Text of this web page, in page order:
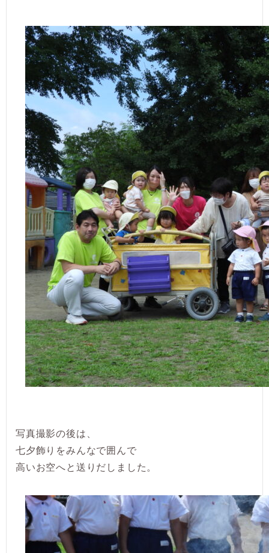
写真撮影の後は、
七夕飾りをみんなで囲んで
高いお空へと送りだしました。